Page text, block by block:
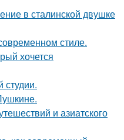
в сталинской двушке
стиле.
хочется
студии.
и азиатского